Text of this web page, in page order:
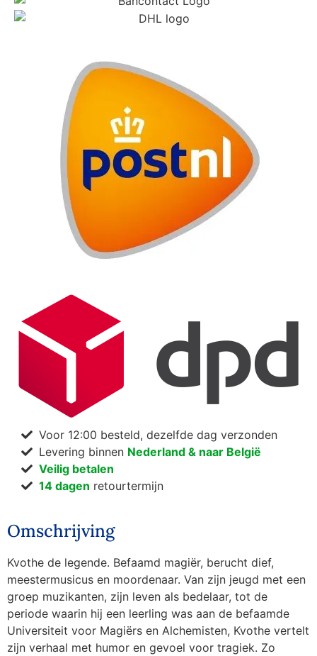
Voor 12:00 besteld, dezelfde dag verzonden
Levering binnen Nederland & naar België
Veilig betalen
14 dagen retourtermijn
Omschrijving
Kvothe de legende. Befaamd magiër, berucht dief,
meestermusicus en moordenaar. Van zijn jeugd met een
groep muzikanten, zijn leven als bedelaar, tot de
periode waarin hij een leerling was aan de befaamde
Universiteit voor Magiërs en Alchemisten, Kvothe vertelt
zijn verhaal met humor en gevoel voor tragiek. Zo